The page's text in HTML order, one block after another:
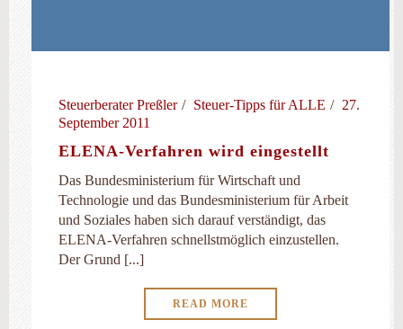
Steuerberater Preßler Steuer-Tipps für ALLE
27.
September 2011
ELENA-Verfahren wird eingestellt
Das Bundesministerium für Wirtschaft und
Technologie und das Bundesministerium für Arbeit
und Soziales haben sich darauf verständigt, das
ELENA-Verfahren schnellstmöglich einzustellen.
Der Grund [...]
READ MORE